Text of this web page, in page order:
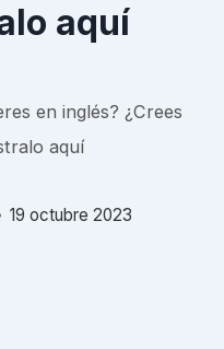
aquí
en inglés? ¿Crees
aquí
19 octubre 2023